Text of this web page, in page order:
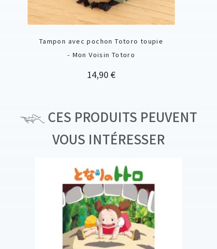
Tampon avec pochon Totoro toupie
- Mon Voisin Totoro
Prix
14,90 €
CES PRODUITS PEUVENT
VOUS INTÉRESSER